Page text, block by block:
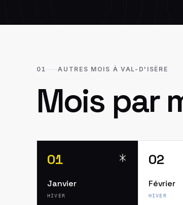
01 AUTRES MOIS À VAL-D'ISÈRE
Mois par
01
Janvier
HIVER
02
Février
HIVER